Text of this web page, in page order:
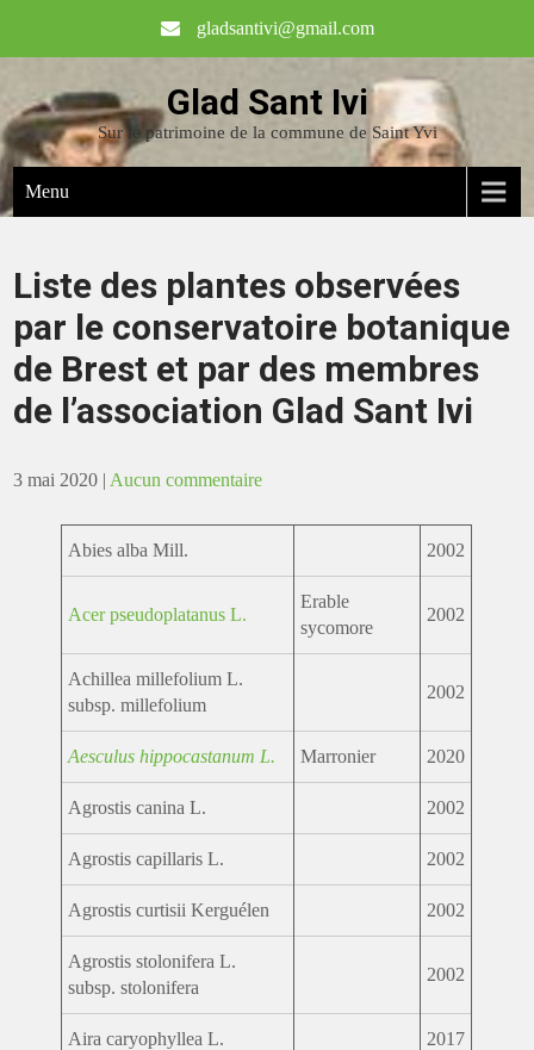
gladsantivi@gmail.com
Glad Sant Ivi
Sur le patrimoine de la commune de Saint Yvi
Menu
Liste des plantes observées
par le conservatoire botanique
de Brest et par des membres
de l’association Glad Sant Ivi
3 mai 2020 | Aucun commentaire
Abies alba Mill. 2002
Acer pseudoplatanus L.
Erable
sycomore
2002
Achillea millefolium L.
subsp. millefolium
2002
Aesculus hippocastanum L. Marronier 2020
Agrostis canina L. 2002
Agrostis capillaris L. 2002
Agrostis curtisii Kerguélen 2002
Agrostis stolonifera L.
subsp. stolonifera
2002
Aira caryophyllea L. 2017